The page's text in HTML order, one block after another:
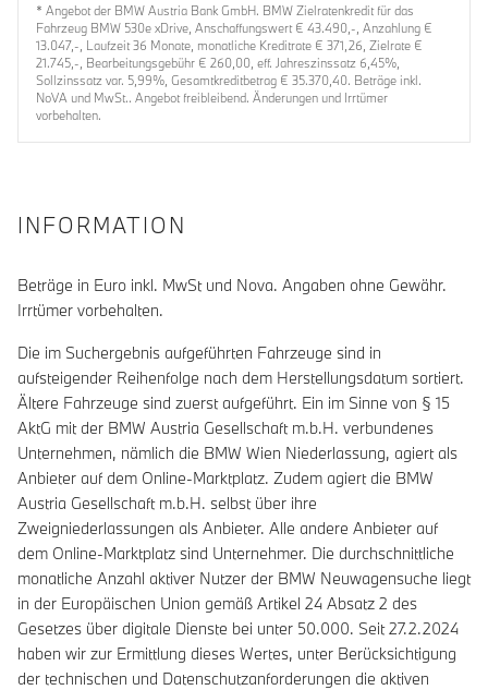
* Angebot der BMW Austria Bank GmbH. BMW Zielratenkredit für das
Fahrzeug BMW 530e xDrive, Anschaffungswert € 43.490,-, Anzahlung €
13.047,-, Laufzeit 36 Monate, monatliche Kreditrate € 371,26, Zielrate €
21.745,-, Bearbeitungsgebühr € 260,00, eff. Jahreszinssatz 6,45%,
Sollzinssatz var. 5,99%, Gesamtkreditbetrag € 35.370,40. Beträge inkl.
NoVA und MwSt.. Angebot freibleibend. Änderungen und Irrtümer
vorbehalten.
INFORMATION
Beträge in Euro inkl. MwSt und Nova. Angaben ohne Gewähr.
Irrtümer vorbehalten.
Die im Suchergebnis aufgeführten Fahrzeuge sind in
aufsteigender Reihenfolge nach dem Herstellungsdatum sortiert.
Ältere Fahrzeuge sind zuerst aufgeführt. Ein im Sinne von § 15
AktG mit der BMW Austria Gesellschaft m.b.H. verbundenes
Unternehmen, nämlich die BMW Wien Niederlassung, agiert als
Anbieter auf dem Online-Marktplatz. Zudem agiert die BMW
Austria Gesellschaft m.b.H. selbst über ihre
Zweigniederlassungen als Anbieter. Alle andere Anbieter auf
dem Online-Marktplatz sind Unternehmer. Die durchschnittliche
monatliche Anzahl aktiver Nutzer der BMW Neuwagensuche liegt
in der Europäischen Union gemäß Artikel 24 Absatz 2 des
Gesetzes über digitale Dienste bei unter 50.000. Seit 27.2.2024
haben wir zur Ermittlung dieses Wertes, unter Berücksichtigung
der technischen und Datenschutzanforderungen die aktiven